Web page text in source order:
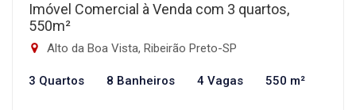
Imóvel Comercial à Venda com 3 quartos,
550m²
Alto da Boa Vista, Ribeirão Preto-SP
3 Quartos 8 Banheiros 4 Vagas 550 m²